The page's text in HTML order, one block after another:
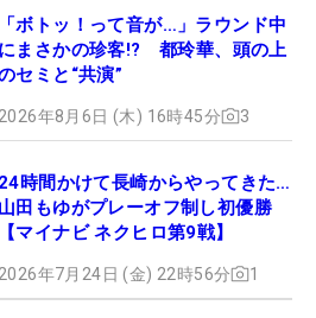
「ボトッ！って音が…」ラウンド中
にまさかの珍客!? 都玲華、頭の上
セミと“共演”
2026年8月6日 (木) 16時45分 3
24時間かけて長崎からやってきた…
山田もゆがプレーオフ制し初優勝
【マイナビ ネクヒロ第9戦】
2026年7月24日 (金) 22時56分 1